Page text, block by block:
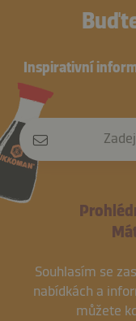
Inspirativní
Souhlasím se
nabídkách a
můžete